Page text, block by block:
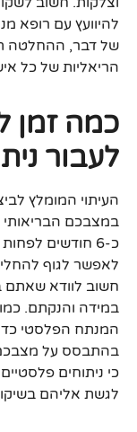
להיוועץ עם רופא
של דבר, ההחלטה
הריאליות של כל
כמה זמן
לעבור
העיתוי המומלץ
במצבכם הבריאותי
כ-6 חודשים
לאפשר לגוף
חשוב לוודא שאתם
במידה והנקתם.
המנתח הפלסטי
בהתבסס על מצבכם
כי ניתוחים
לגשת אליהם